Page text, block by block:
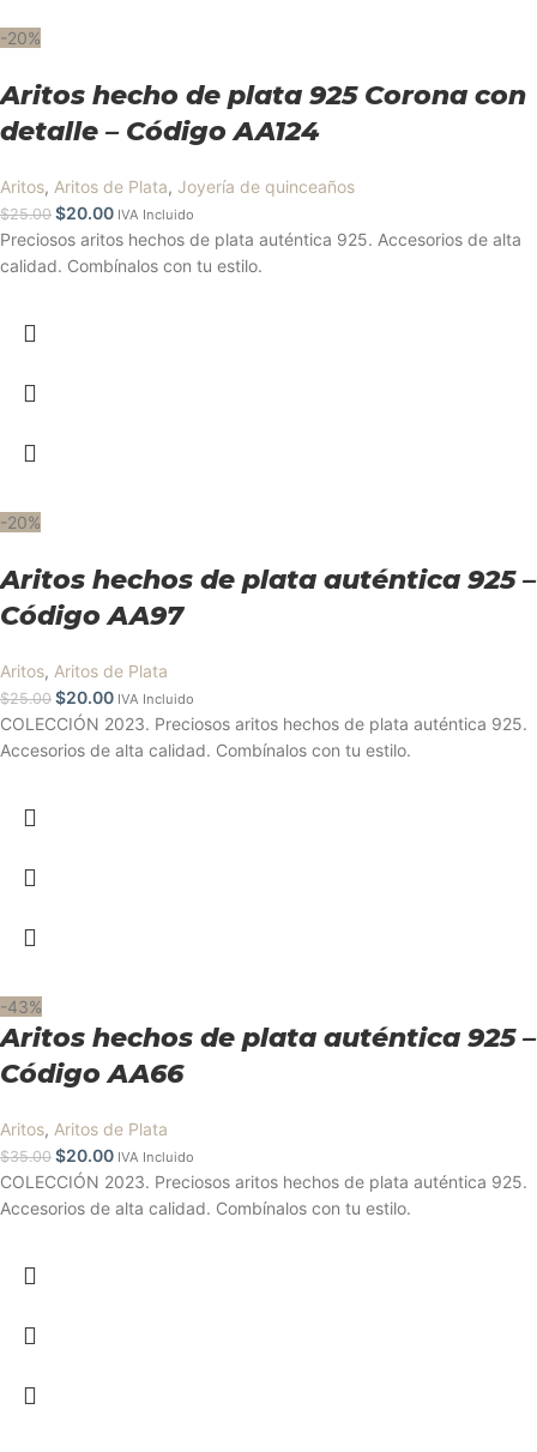
-20%
Aritos hecho de plata 925 Corona con
detalle – Código AA124
Aritos, Aritos de Plata, Joyería de quinceaños
$25.00 $20.00 IVA Incluido
Preciosos aritos hechos de plata auténtica 925. Accesorios de alta
calidad. Combínalos con tu estilo.
-20%
Aritos hechos de plata auténtica 925 –
Código AA97
Aritos, Aritos de Plata
$25.00 $20.00 IVA Incluido
COLECCIÓN 2023. Preciosos aritos hechos de plata auténtica 925.
Accesorios de alta calidad. Combínalos con tu estilo.
-43%
Aritos hechos de plata auténtica 925 –
Código AA66
Aritos, Aritos de Plata
$35.00 $20.00 IVA Incluido
COLECCIÓN 2023. Preciosos aritos hechos de plata auténtica 925.
Accesorios de alta calidad. Combínalos con tu estilo.